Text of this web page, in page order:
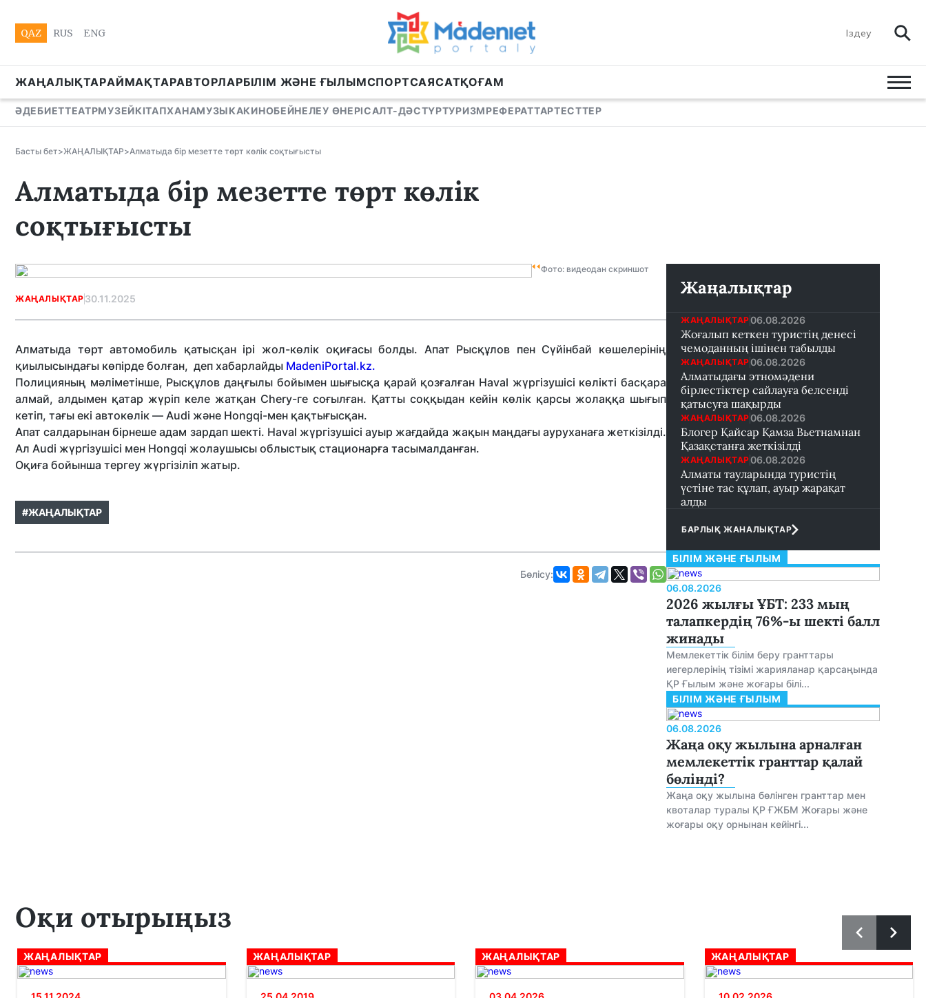
QAZ RUS ENG
ЖАҢАЛЫҚТАРАЙМАҚТАРАВТОРЛАРБІЛІМ ЖӘНЕ ҒЫЛЫМСПОРТСАЯСАТҚОҒАМ
ӘДЕБИЕТТЕАТРМУЗЕЙКІТАПХАНАМУЗЫКАКИНОБЕЙНЕЛЕУ ӨНЕРІСАЛТ-ДӘСТҮРТУРИЗМРЕФЕРАТТАРТЕСТТЕР
Басты бет>ЖАҢАЛЫҚТАР>Алматыда бір мезетте төрт көлік соқтығысты
Алматыда бір мезетте төрт көлік
соқтығысты
Фото: видеодан скриншот
ЖАҢАЛЫҚТАР 30.11.2025
Алматыда төрт автомобиль қатысқан ірі жол-көлік оқиғасы болды. Апат Рысқұлов пен Сүйінбай көшелерінің
қиылысындағы көпірде болған, деп хабарлайды MadeniPortal.kz.
Полицияның мәліметінше, Рысқұлов даңғылы бойымен шығысқа қарай қозғалған Haval жүргізушісі көлікті басқара
алмай, алдымен қатар жүріп келе жатқан Chery-ге соғылған. Қатты соққыдан кейін көлік қарсы жолаққа шығып
кетіп, тағы екі автокөлік — Audi және Hongqi-мен қақтығысқан.
Апат салдарынан бірнеше адам зардап шекті. Haval жүргізушісі ауыр жағдайда жақын маңдағы ауруханаға жеткізілді.
Ал Audi жүргізушісі мен Hongqi жолаушысы облыстық стационарға тасымалданған.
Оқиға бойынша тергеу жүргізіліп жатыр.
#ЖАҢАЛЫҚТАР
Бөлісу:
Жаңалықтар
ЖАҢАЛЫҚТАР 06.08.2026
Жоғалып кеткен туристің денесі
чемоданның ішінен табылды
ЖАҢАЛЫҚТАР 06.08.2026
Алматыдағы этномәдени
бірлестіктер сайлауға белсенді
қатысуға шақырды
ЖАҢАЛЫҚТАР 06.08.2026
Блогер Қайсар Қамза Вьетнамнан
Қазақстанға жеткізілді
ЖАҢАЛЫҚТАР 06.08.2026
Алматы тауларында туристің
үстіне тас құлап, ауыр жарақат
алды
БАРЛЫҚ ЖАНАЛЫҚТАР
БІЛІМ ЖӘНЕ ҒЫЛЫМ
06.08.2026
2026 жылғы ҰБТ: 233 мың
талапкердің 76%-ы шекті балл
жинады
Мемлекеттік білім беру гранттары
иегерлерінің тізімі жарияланар қарсаңында
ҚР Ғылым және жоғары білі...
БІЛІМ ЖӘНЕ ҒЫЛЫМ
06.08.2026
Жаңа оқу жылына арналған
мемлекеттік гранттар қалай
бөлінді?
Жаңа оқу жылына бөлінген гранттар мен
квоталар туралы ҚР ҒЖБМ Жоғары және
жоғары оқу орнынан кейінгі...
Оқи отырыңыз
ЖАҢАЛЫҚТАР ЖАҢАЛЫҚТАР ЖАҢАЛЫҚТАР ЖАҢАЛЫҚТАР